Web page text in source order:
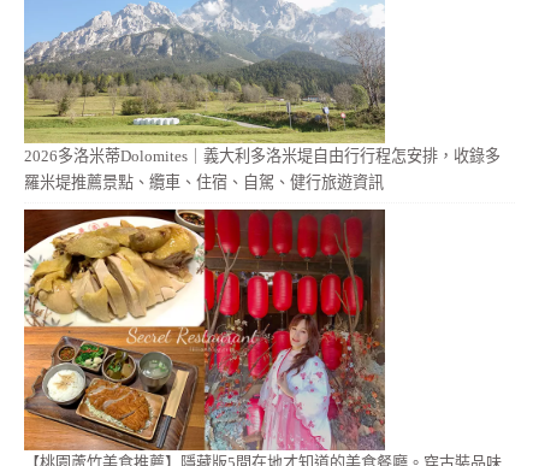
2026多洛米蒂Dolomites｜義大利多洛米堤自由行行程怎安排，收錄多
羅米堤推薦景點、纜車、住宿、自駕、健行旅遊資訊